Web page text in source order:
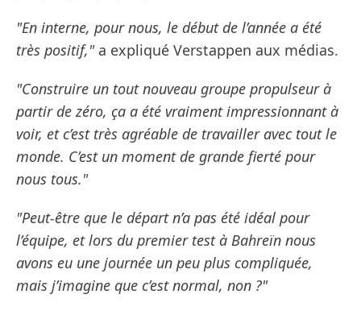
"En interne, pour nous, le début de l’année a été
très positif,"a expliqué Verstappen aux médias.
"Construire un tout nouveau groupe propulseur à
partir de zéro, ça a été vraiment impressionnant à
voir, et c’est très agréable de travailler avec tout le
monde. C’est un moment de grande fierté pour
nous tous."
"Peut-être que le départ n’a pas été idéal pour
l’équipe, et lors du premier test à Bahreïn nous
avons eu une journée un peu plus compliquée,
mais j’imagine que c’est normal, non ?"